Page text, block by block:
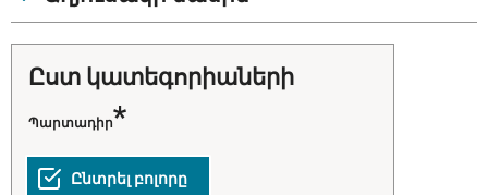
ըստ կատեգորիաների
Պարտադիր